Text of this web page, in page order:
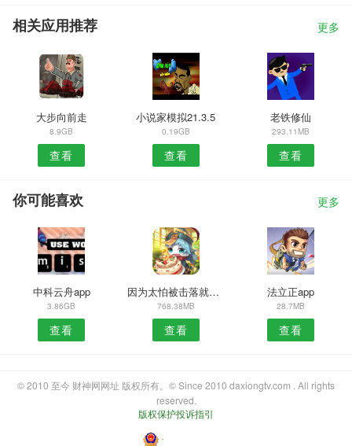
相关应用推荐 更多
大步向前走
8.9GB
查看
小说家模拟21.3.5
0.19GB
查看
老铁修仙
293.11MB
查看
你可能喜欢 更多
中科云舟app
3.86GB
查看
因为太怕被击落就全点摩擦力了
768.38MB
查看
法立正app
28.7MB
查看
© 2010 至今 财神网网址 版权所有。© Since 2010 daxiongtv.com . All rights
reserved.
版权保护投诉指引
・